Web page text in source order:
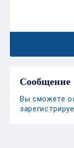
Сообщение
Вы сможете